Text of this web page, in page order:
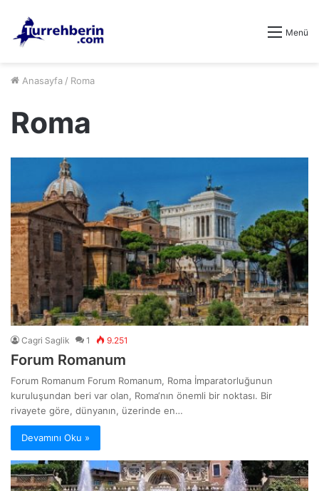
Menü
Anasayfa / Roma
Roma
Cagri Saglik 1 9.251
Forum Romanum
Forum Romanum Forum Romanum, Roma İmparatorluğunun
kuruluşundan beri var olan, Roma‘nın önemli bir noktası. Bir
rivayete göre, dünyanın, üzerinde en…
Devamını Oku »